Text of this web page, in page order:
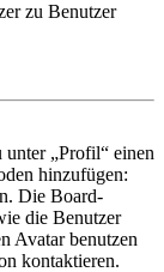
zu Benutzer
„Profil“ einen
hinzufügen:
Die Board-
die Benutzer
Avatar benutzen
kontaktieren.